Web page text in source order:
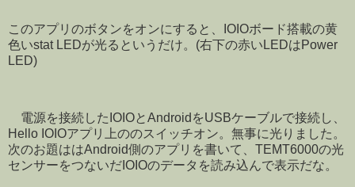
このアプリのボタンをオンにすると、IOIOボード搭載の黄
色いstat LEDが光るというだけ。(右下の赤いLEDはPower
LED)
電源を接続したIOIOとAndroidをUSBケーブルで接続し、
Hello IOIOアプリ上ののスイッチオン。無事に光りました。
次のお題ははAndroid側のアプリを書いて、TEMT6000の光
センサーをつないだIOIOのデータを読み込んで表示だな。